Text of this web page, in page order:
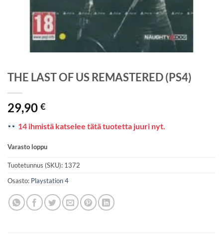
THE LAST OF US REMASTERED (PS4)
29,90 €
14 ihmistä katselee tätä tuotetta juuri nyt.
Varasto loppu
Tuotetunnus (SKU): 1372
Osasto: Playstation 4